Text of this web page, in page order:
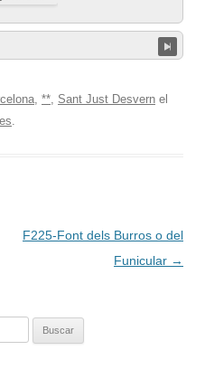
, **, Sant Just Desvern el
.
F225-Font dels Burros o del
Funicular →